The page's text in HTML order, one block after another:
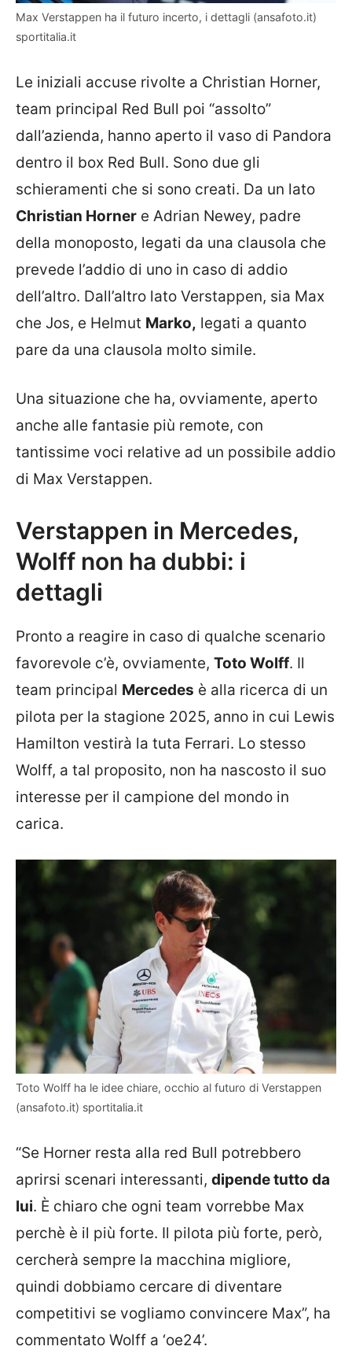
Max Verstappen ha il futuro incerto, i dettagli (ansafoto.it)
sportitalia.it
Le iniziali accuse rivolte a Christian Horner,
team principal Red Bull poi “assolto”
dall’azienda, hanno aperto il vaso di Pandora
dentro il box Red Bull. Sono due gli
schieramenti che si sono creati. Da un lato
Christian Horner e Adrian Newey, padre
della monoposto, legati da una clausola che
prevede l’addio di uno in caso di addio
dell’altro. Dall’altro lato Verstappen, sia Max
che Jos, e Helmut Marko, legati a quanto
pare da una clausola molto simile.
Una situazione che ha, ovviamente, aperto
anche alle fantasie più remote, con
tantissime voci relative ad un possibile addio
di Max Verstappen.
Verstappen in Mercedes,
Wolff non ha dubbi: i
dettagli
Pronto a reagire in caso di qualche scenario
favorevole c’è, ovviamente, Toto Wolff. Il
team principal Mercedes è alla ricerca di un
pilota per la stagione 2025, anno in cui Lewis
Hamilton vestirà la tuta Ferrari. Lo stesso
Wolff, a tal proposito, non ha nascosto il suo
interesse per il campione del mondo in
carica.
Toto Wolff ha le idee chiare, occhio al futuro di Verstappen
(ansafoto.it) sportitalia.it
“Se Horner resta alla red Bull potrebbero
aprirsi scenari interessanti, dipende tutto da
lui. È chiaro che ogni team vorrebbe Max
perchè è il più forte. Il pilota più forte, però,
cercherà sempre la macchina migliore,
quindi dobbiamo cercare di diventare
competitivi se vogliamo convincere Max”, ha
commentato Wolff a ‘oe24’.